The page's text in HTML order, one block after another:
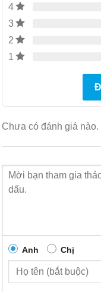
Xếp chồng lên
MACsec trên
Kiến trúc
khắc phục sự
Lựa chọn quản lý
ExtremeCloud™
hoặc riêng tư
Extreme
Kiến trúc Extreme
4
3
2
1
Chưa có đánh giá nào.
Anh Chị